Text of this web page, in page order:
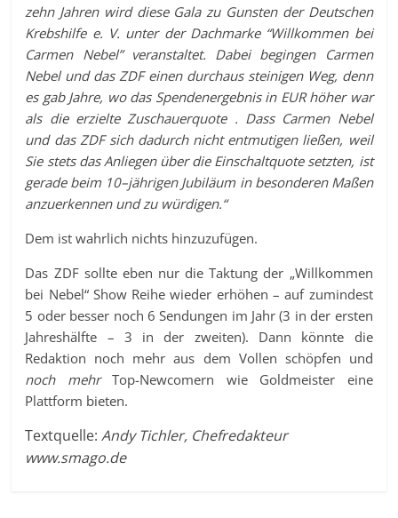
zehn Jahren wird diese Gala zu Gunsten der Deutschen
Krebshilfe e. V. unter der Dachmarke “Willkommen bei
Carmen Nebel” veranstaltet. Dabei begingen Carmen
Nebel und das ZDF einen durchaus steinigen Weg, denn
es gab Jahre, wo das Spendenergebnis in EUR höher war
als die erzielte Zuschauerquote . Dass Carmen Nebel
und das ZDF sich dadurch nicht entmutigen ließen, weil
Sie stets das Anliegen über die Einschaltquote setzten, ist
gerade beim 10–jährigen Jubiläum in besonderen Maßen
anzuerkennen und zu würdigen.“
Dem ist wahrlich nichts hinzuzufügen.
Das ZDF sollte eben nur die Taktung der „Willkommen
bei Nebel“ Show Reihe wieder erhöhen – auf zumindest
5 oder besser noch 6 Sendungen im Jahr (3 in der ersten
Jahreshälfte – 3 in der zweiten). Dann könnte die
Redaktion noch mehr aus dem Vollen schöpfen und
noch mehrTop-Newcomern wie Goldmeister eine
Plattform bieten.
Textquelle:Andy Tichler, Chefredakteur
www.smago.de